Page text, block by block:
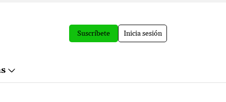
Suscríbete Inicia sesión